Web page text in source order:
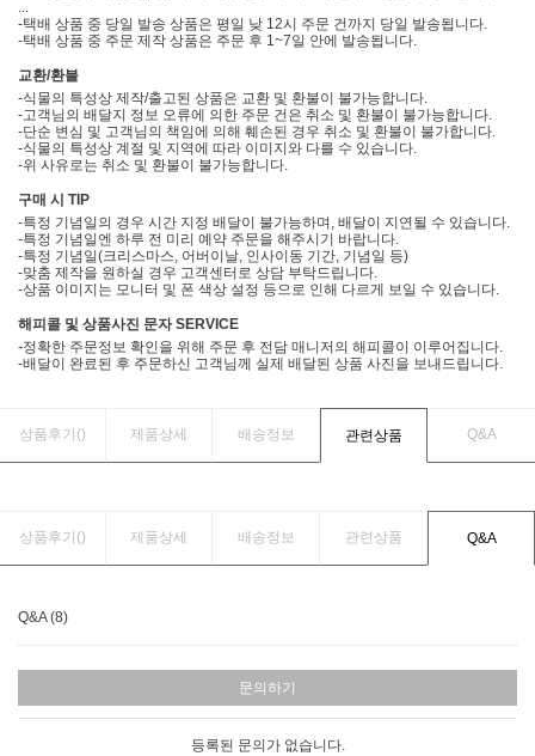
-택배 상품 중 당일 발송 상품은 평일 낮 12시 주문 건까지 당일 발송됩니다.
-택배 상품 중 주문 제작 상품은 주문 후 1~7일 안에 발송됩니다.
교환/환불
-식물의 특성상 제작/출고된 상품은 교환 및 환불이 불가능합니다.
-고객님의 배달지 정보 오류에 의한 주문 건은 취소 및 환불이 불가능합니다.
-단순 변심 및 고객님의 책임에 의해 훼손된 경우 취소 및 환불이 불가합니다.
-식물의 특성상 계절 및 지역에 따라 이미지와 다를 수 있습니다.
-위 사유로는 취소 및 환불이 불가능합니다.
구매 시 TIP
-특정 기념일의 경우 시간 지정 배달이 불가능하며, 배달이 지연될 수 있습니다.
-특정 기념일엔 하루 전 미리 예약 주문을 해주시기 바랍니다.
-특정 기념일(크리스마스, 어버이날, 인사이동 기간, 기념일 등)
-맞춤 제작을 원하실 경우 고객센터로 상담 부탁드립니다.
-상품 이미지는 모니터 및 폰 색상 설정 등으로 인해 다르게 보일 수 있습니다.
해피콜 및 상품사진 문자 SERVICE
-정확한 주문정보 확인을 위해 주문 후 전담 매니저의 해피콜이 이루어집니다.
-배달이 완료된 후 주문하신 고객님께 실제 배달된 상품 사진을 보내드립니다.
상품후기() 제품상세 배송정보 관련상품 Q&A
상품후기() 제품상세 배송정보 관련상품 Q&A
Q&A (8)
문의하기
등록된 문의가 없습니다.